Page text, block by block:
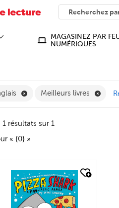
SEARCH
What can we help
MAGASINEZ PAR
NUMÉRIQUES
Supprimer Anglais Filter
Meilleurs livres
1 résultats sur 1
« {0} »
quick look